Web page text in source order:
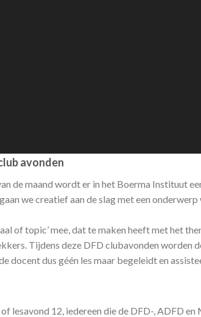
avonden
de maand wordt er in het Boerma Instituut
we creatief aan de slag met een
of topic’ mee, dat te maken heeft met het
Tijdens deze DFD clubavonden worden
docent dus géén les maar begeleidt en
lesavond 12, iedereen die de DFD-, ADFD